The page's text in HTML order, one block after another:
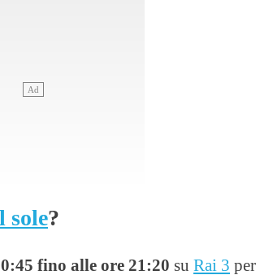
sole?
fino alle ore 21:20 su Rai 3 per